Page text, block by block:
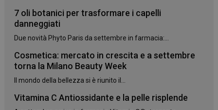
7 oli botanici per trasformare i capelli
danneggiati
Due novità Phyto Paris da settembre in farmacia:...
Cosmetica: mercato in crescita e a settembre
torna la Milano Beauty Week
Il mondo della bellezza si è riunito il...
Vitamina C Antiossidante e la pelle risplende